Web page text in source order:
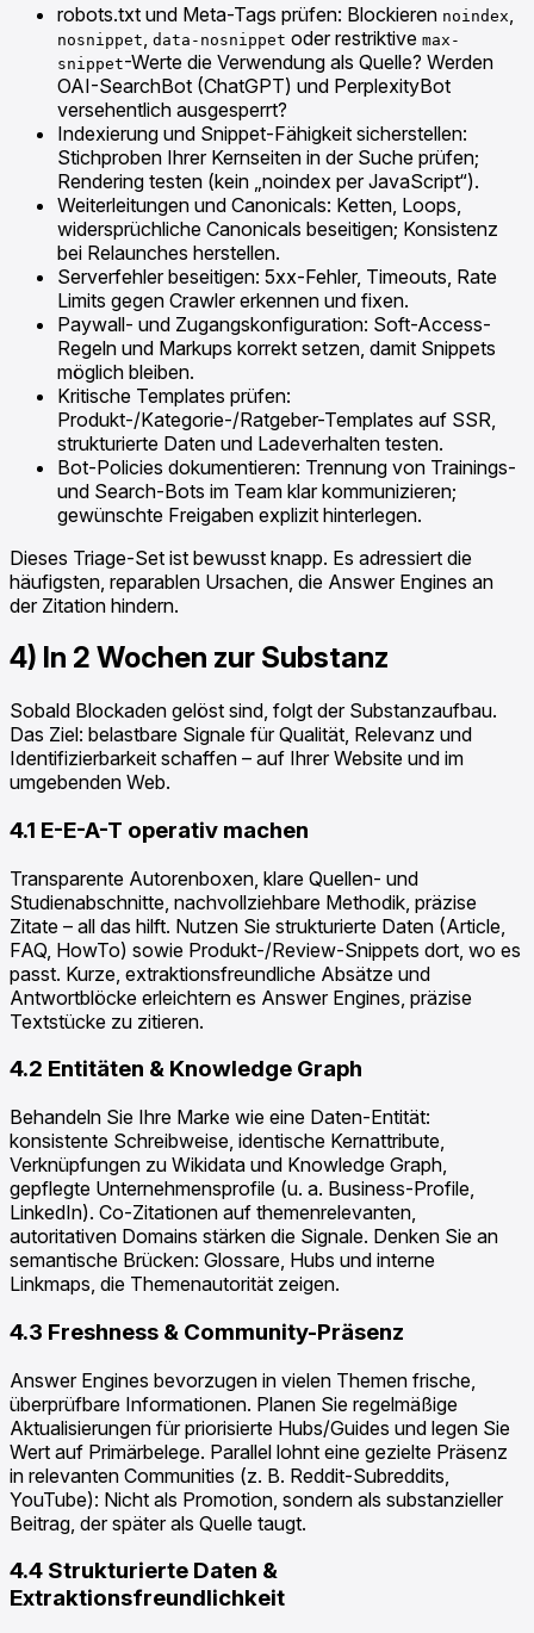
robots.txt und Meta-Tags prüfen: Blockieren noindex
nosnippet data-nosnippet oder restriktive max-
snippet-Werte die Verwendung als Quelle? Werden
OAI-SearchBot (ChatGPT) und PerplexityBot
versehentlich ausgesperrt?
Indexierung und Snippet-Fähigkeit sicherstellen:
Stichproben Ihrer Kernseiten in der Suche prüfen;
Rendering testen (kein „noindex per JavaScript“).
Weiterleitungen und Canonicals: Ketten, Loops,
widersprüchliche Canonicals beseitigen; Konsistenz
bei Relaunches herstellen.
Serverfehler beseitigen: 5xx-Fehler, Timeouts, Rate
Limits gegen Crawler erkennen und fixen.
Paywall- und Zugangskonfiguration: Soft-Access-
Regeln und Markups korrekt setzen, damit Snippets
möglich bleiben.
Kritische Templates prüfen:
Produkt-/Kategorie-/Ratgeber-Templates auf SSR,
strukturierte Daten und Ladeverhalten testen.
Bot-Policies dokumentieren: Trennung von Trainings-
und Search-Bots im Team klar kommunizieren;
gewünschte Freigaben explizit hinterlegen.
Dieses Triage-Set ist bewusst knapp. Es adressiert die
häufigsten, reparablen Ursachen, die Answer Engines an
der Zitation hindern.
4) In 2 Wochen zur Substanz
Sobald Blockaden gelöst sind, folgt der Substanzaufbau.
Das Ziel: belastbare Signale für Qualität, Relevanz und
Identifizierbarkeit schaffen – auf Ihrer Website und im
umgebenden Web.
4.1 E-E-A-T operativ machen
Transparente Autorenboxen, klare Quellen- und
Studienabschnitte, nachvollziehbare Methodik, präzise
Zitate – all das hilft. Nutzen Sie strukturierte Daten (Article,
FAQ, HowTo) sowie Produkt-/Review-Snippets dort, wo es
passt. Kurze, extraktionsfreundliche Absätze und
Antwortblöcke erleichtern es Answer Engines, präzise
Textstücke zu zitieren.
4.2 Entitäten & Knowledge Graph
Behandeln Sie Ihre Marke wie eine Daten-Entität:
konsistente Schreibweise, identische Kernattribute,
Verknüpfungen zu Wikidata und Knowledge Graph,
gepflegte Unternehmensprofile (u. a. Business-Profile,
LinkedIn). Co-Zitationen auf themenrelevanten,
autoritativen Domains stärken die Signale. Denken Sie an
semantische Brücken: Glossare, Hubs und interne
Linkmaps, die Themenautorität zeigen.
4.3 Freshness & Community-Präsenz
Answer Engines bevorzugen in vielen Themen frische,
überprüfbare Informationen. Planen Sie regelmäßige
Aktualisierungen für priorisierte Hubs/Guides und legen Sie
Wert auf Primärbelege. Parallel lohnt eine gezielte Präsenz
in relevanten Communities (z. B. Reddit-Subreddits,
YouTube): Nicht als Promotion, sondern als substanzieller
Beitrag, der später als Quelle taugt.
4.4 Strukturierte Daten &
Extraktionsfreundlichkeit